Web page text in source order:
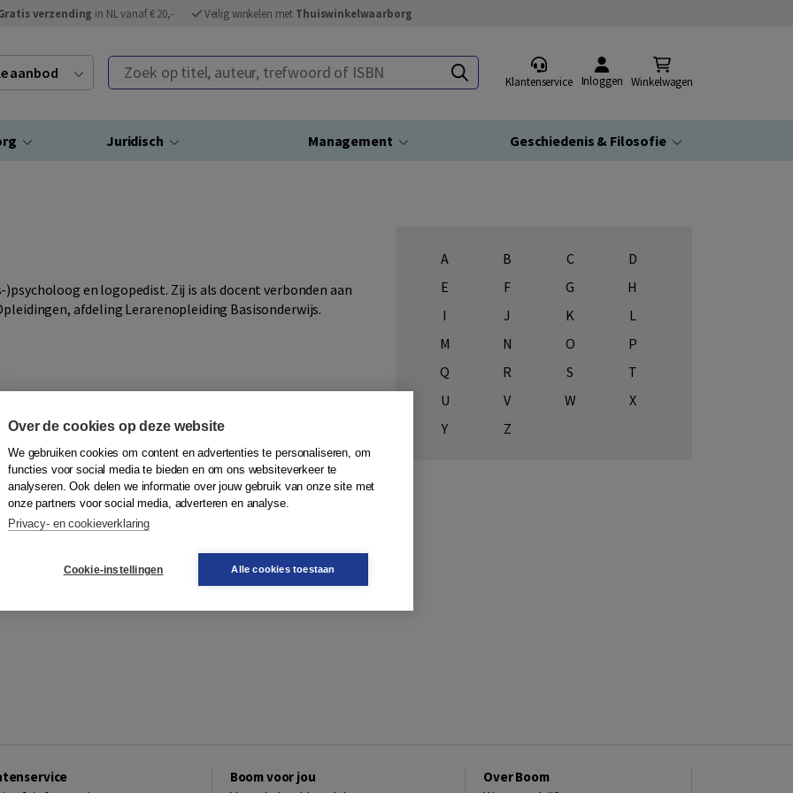
verzending in NL vanaf € 20,- Veilig winkelen met Thuiswinkelwaarborg
aanbod Zoek op titel, auteur, trefwoord of ISBN
Klantenservice Inloggen Winkelwagen
Juridisch Management Geschiedenis & Filosofie
en logopedist. Zij is als docent verbonden aan
afdeling Lerarenopleiding Basisonderwijs.
A B C
D
E
F G
H
I
J K
L
M
N O
P
Q
R S
T
U
V W
X
Y
Z
Boom voor jou Over Boom
Over de cookies op deze website
We gebruiken cookies om content en advertenties te personaliseren, om
functies voor social media te bieden en om ons websiteverkeer te
analyseren. Ook delen we informatie over jouw gebruik van onze site met
onze partners voor social media, adverteren en analyse.
Privacy- en cookieverklaring
Cookie-instellingen Alle cookies toestaan